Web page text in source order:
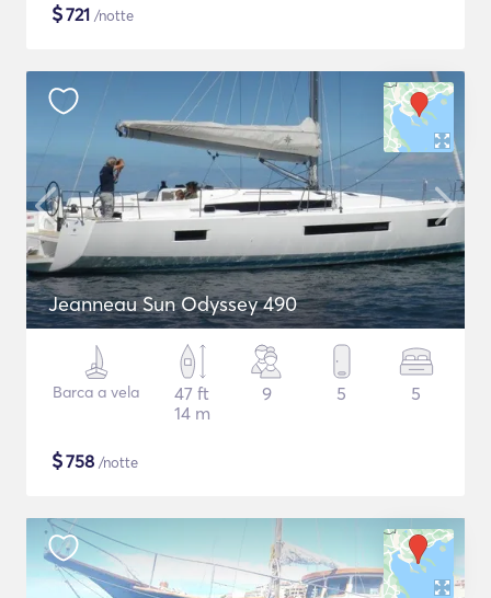
$721 /notte
Jeanneau Sun Odyssey 490
Barca a vela
47 ft
14 m
9 5 5
$758 /notte